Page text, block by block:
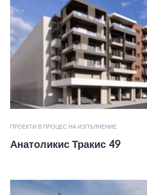
ПРОЕКТИ В ПРОЦЕС НА ИЗПЪЛНЕНИЕ
Анатоликис Тракис 49